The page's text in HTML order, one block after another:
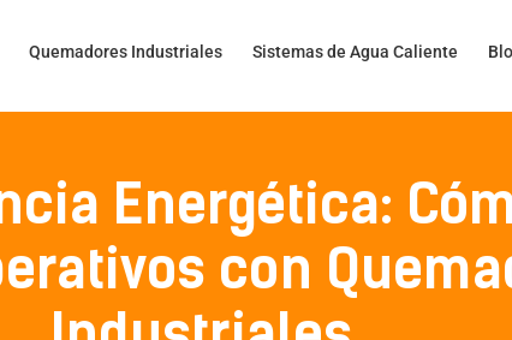
Quemadores Industriales Sistemas de Agua Caliente
Energética:
con